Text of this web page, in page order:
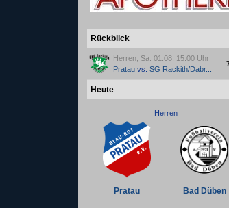
Rückblick
Herren, Sa. 01.08. 15:00 Uhr
Pratauvs. SG Rackith/Dabr...
Heute
Herren
Pratau Bad Düben